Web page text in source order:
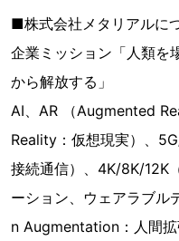
■株式会社メタリアルに
企業ミッション「人類を
から解放する」
AI、AR （Augmented
Reality：仮想現実）、
接続通信）、4K/8K/12K
ーション、ウェアラブル
n Augmentation：人間